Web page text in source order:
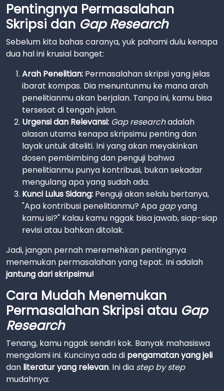
Pentingnya Permasalahan
Skripsi dan Gap Research
Sebelum kita bahas caranya, yuk pahami dulu kenapa
dua hal ini krusial banget:
Arah Penelitian: Permasalahan skripsi yang jelas
ibarat kompas. Dia menuntunmu ke mana arah
penelitianmu akan berjalan. Tanpa ini, kamu bisa
tersesat di tengah jalan.
Urgensi dan Relevansi: Gap researchadalah
alasan utama kenapa skripsimu penting dan
layak untuk diteliti. Ini yang akan meyakinkan
dosen pembimbing dan penguji bahwa
penelitianmu punya kontribusi, bukan sekadar
mengulang apa yang sudah ada.
Kunci Lulus Sidang: Penguji akan selalu bertanya,
"Apa kontribusi penelitianmu? Apa gapyang
kamu isi?" Kalau kamu nggak bisa jawab, siap-siap
revisi atau bahkan ditolak.
Jadi, jangan pernah meremehkan pentingnya
menemukan permasalahan yang tepat. Ini adalah
jantung dari skripsimu!
Cara Mudah Menemukan
Permasalahan Skripsi atau Gap
Research
Tenang, kamu nggak sendiri kok. Banyak mahasiswa
mengalami ini. Kuncinya ada di pengamatan yang jeli
dan literatur yang relevan. Ini dia step by step
mudahnya: